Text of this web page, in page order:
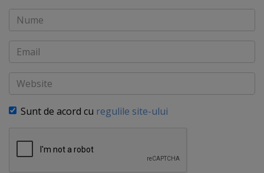
Nume
Email
Website
Sunt de acord cu regulile site-ului